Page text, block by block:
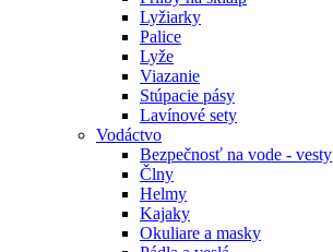
Lyžiarky
Palice
Lyže
Viazanie
Stúpacie pásy
Lavínové sety
Vodáctvo
Bezpečnosť na vode - vesty
Člny
Helmy
Kajaky
Okuliare a masky